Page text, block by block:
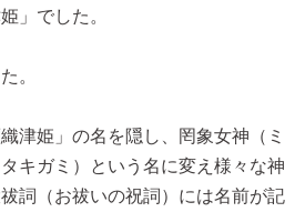
」でした。
。
津姫」の名を隠し、罔象女神（ミ
キガミ）という名に変え様々な神
詞（お祓いの祝詞）には名前が記